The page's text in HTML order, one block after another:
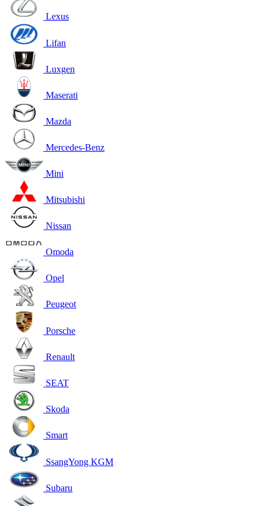
Lexus
Lifan
Luxgen
Maserati
Mazda
Mercedes-Benz
Mini
Mitsubishi
Nissan
Omoda
Opel
Peugeot
Porsche
Renault
SEAT
Skoda
Smart
SsangYong KGM
Subaru